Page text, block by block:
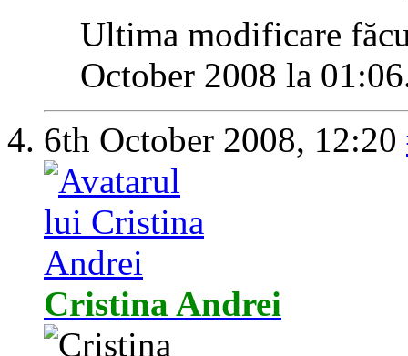
Ultima modificare
October 2008 la 01:06
6th October 2008, 12:20
Cristina Andrei